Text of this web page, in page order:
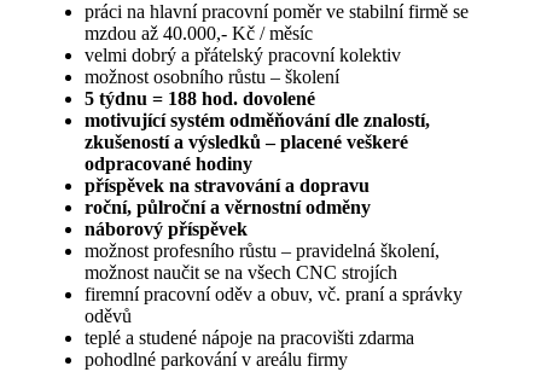
práci na hlavní pracovní poměr ve stabilní firmě se
mzdou až 40.000,- Kč / měsíc
velmi dobrý a přátelský pracovní kolektiv
možnost osobního růstu – školení
5 týdnu = 188 hod. dovolené
motivující systém odměňování dle znalostí,
zkušeností a výsledků – placené veškeré
odpracované hodiny
příspěvek na stravování a dopravu
roční, půlroční a věrnostní odměny
náborový příspěvek
možnost profesního růstu – pravidelná školení,
možnost naučit se na všech CNC strojích
firemní pracovní oděv a obuv, vč. praní a správky
oděvů
teplé a studené nápoje na pracovišti zdarma
pohodlné parkování v areálu firmy